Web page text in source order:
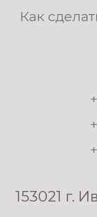
Как
153021 г.